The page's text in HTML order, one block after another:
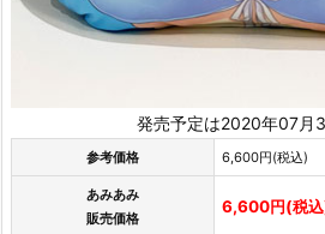
発売予定は2020年07月
参考価格 6,600円(税込)
あみあみ
販売価格
6,600円(税